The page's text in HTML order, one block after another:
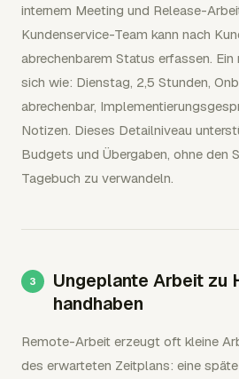
internem Meeting und Release-
Kundenservice-Team kann nach
abrechenbarem Status erfassen.
sich wie: Dienstag, 2,5 Stunden,
abrechenbar,
Notizen. Dieses Detailniveau
Budgets und Übergaben, ohne den
Tagebuch zu verwandeln.
Ungeplante Arbeit zu
handhaben
Remote-Arbeit erzeugt oft kleine
des erwarteten Zeitplans: eine